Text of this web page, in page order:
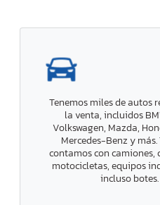
Tenemos miles de autos
la venta, incluidos
Volkswagen, Mazda,
Mercedes-Benz y
contamos con camiones,
motocicletas, equipos
incluso botes.